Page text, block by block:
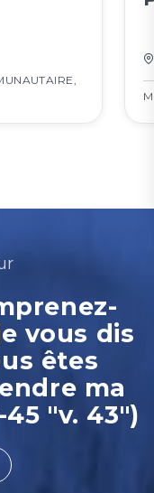
,
vous dis
êtes
ma
"v. 43")